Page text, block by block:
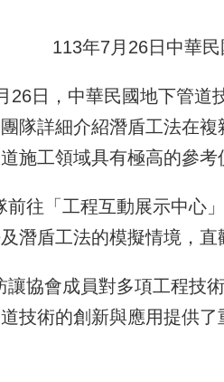
113年7月26日中華
，中華民國地下管道技
隊詳細介紹潛盾工法在
施工領域具有極高的參考
「工程互動展示中心」
潛盾工法的模擬情境，
會成員對多項工程技術
技術的創新與應用提供了